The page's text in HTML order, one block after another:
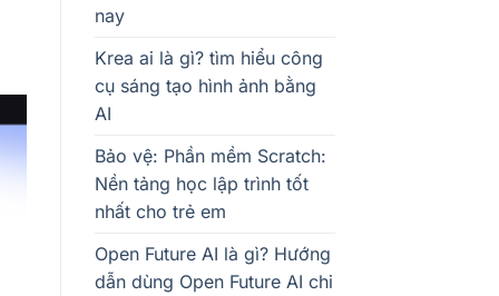
nay
Krea ai là gì? tìm hiểu công
cụ sáng tạo hình ảnh bằng
AI
Bảo vệ: Phần mềm Scratch:
Nền tảng học lập trình tốt
nhất cho trẻ em
Open Future AI là gì? Hướng
dẫn dùng Open Future AI chi